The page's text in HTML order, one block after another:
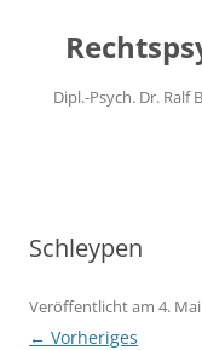
springen
Dipl.-Psych. Dr. Ralf
Schleypen
Veröffentlicht am 4.
← Vorheriges